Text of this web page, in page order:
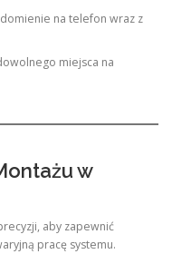
na telefon wraz z
miejsca na
w
aby zapewnić
pracę systemu.